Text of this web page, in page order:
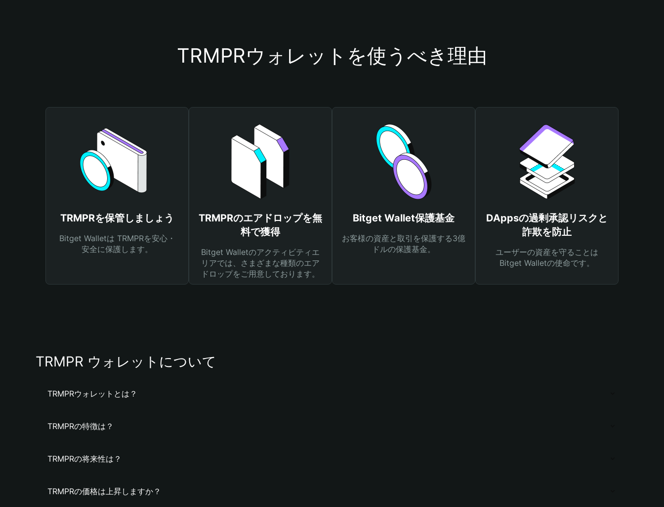
TRMPRウォレットを使うべき理由
TRMPRを保管しましょう
Bitget Walletは TRMPRを安心・
安全に保護します。
TRMPRのエアドロップを無
料で獲得
Bitget Walletのアクティビティエ
リアでは、さまざまな種類のエア
ドロップをご用意しております。
Bitget Wallet保護基金
お客様の資産と取引を保護する3億
ドルの保護基金。
DAppsの過剰承認リスクと
詐欺を防止
ユーザーの資産を守ることは
Bitget Walletの使命です。
TRMPR ウォレットについて
TRMPRウォレットとは？
TRMPRの特徴は？
TRMPRの将来性は？
TRMPRの価格は上昇しますか？